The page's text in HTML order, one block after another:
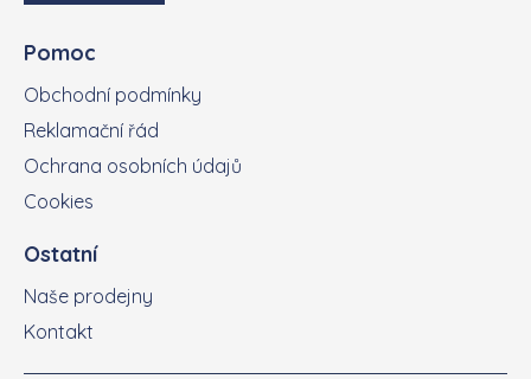
Pomoc
Obchodní podmínky
Reklamační řád
Ochrana osobních údajů
Cookies
Ostatní
Naše prodejny
Kontakt